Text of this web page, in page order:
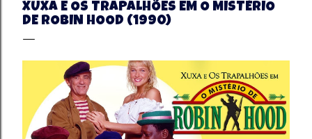
XUXA E OS TRAPALHÕES EM O MISTÉRIO
DE ROBIN HOOD (1990)